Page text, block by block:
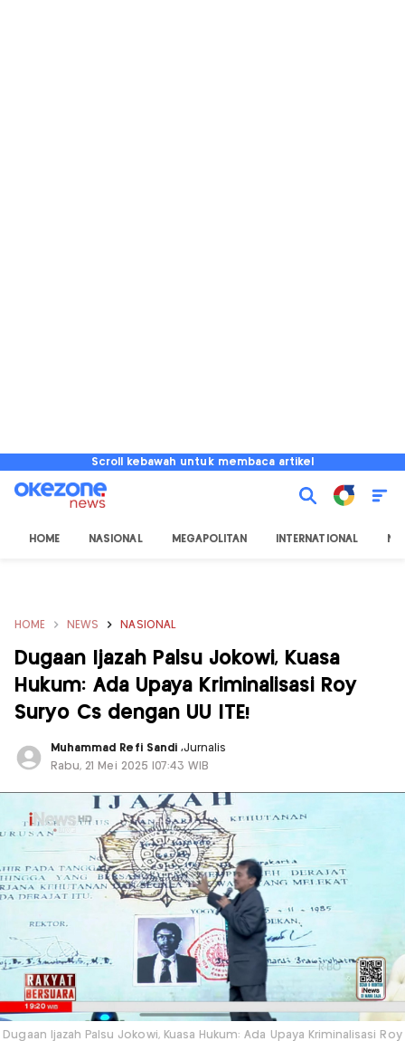
Scroll kebawah untuk membaca artikel
HOME NASIONAL MEGAPOLITAN INTERNATIONAL
HOME NEWS NASIONAL
Dugaan Ijazah Palsu Jokowi, Kuasa
Hukum: Ada Upaya Kriminalisasi Roy
Suryo Cs dengan UU ITE!
Muhammad Refi Sandi ,Jurnalis
Rabu, 21 Mei 2025 |07:43 WIB
Dugaan Ijazah Palsu Jokowi, Kuasa Hukum: Ada Upaya Kriminalisasi Roy